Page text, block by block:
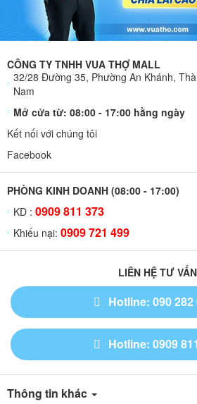
CÔNG TY TNHH VUA THỢ MALL
32/28 Đường 35, Phường An Khánh,
Nam
Mở cửa từ: 08:00 - 17:00 hằng ngày
Kết nối với chúng tôi
Facebook
PHÒNG KINH DOANH (08:00 - 17:00)
KD : 0909 811 373
Khiếu nại: 0909 721 499
LIÊN HỆ TƯ VẤN
Hotline: 090 282
Hotline: 0909
Thông tin khác